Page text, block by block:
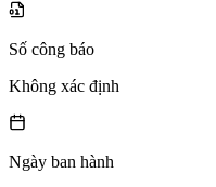
Số công báo
Không xác định
Ngày ban hành